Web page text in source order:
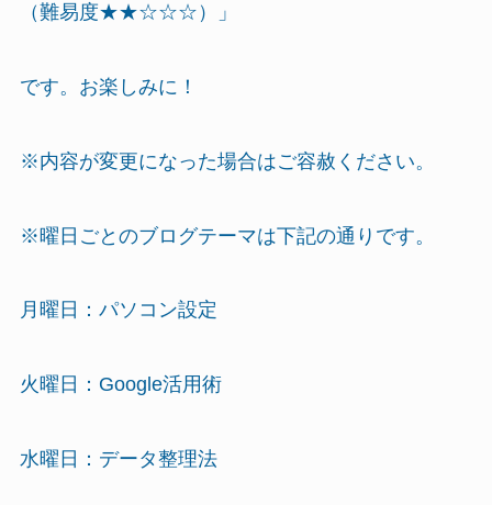
（難易度★★☆☆☆）」
です。お楽しみに！
※内容が変更になった場合はご容赦ください。
※曜日ごとのブログテーマは下記の通りです。
月曜日：パソコン設定
火曜日：Google活用術
水曜日：データ整理法